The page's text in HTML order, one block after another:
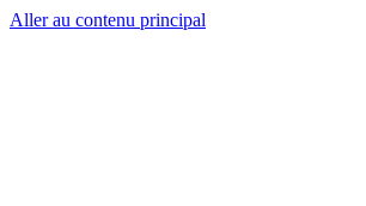
Aller au contenu principal